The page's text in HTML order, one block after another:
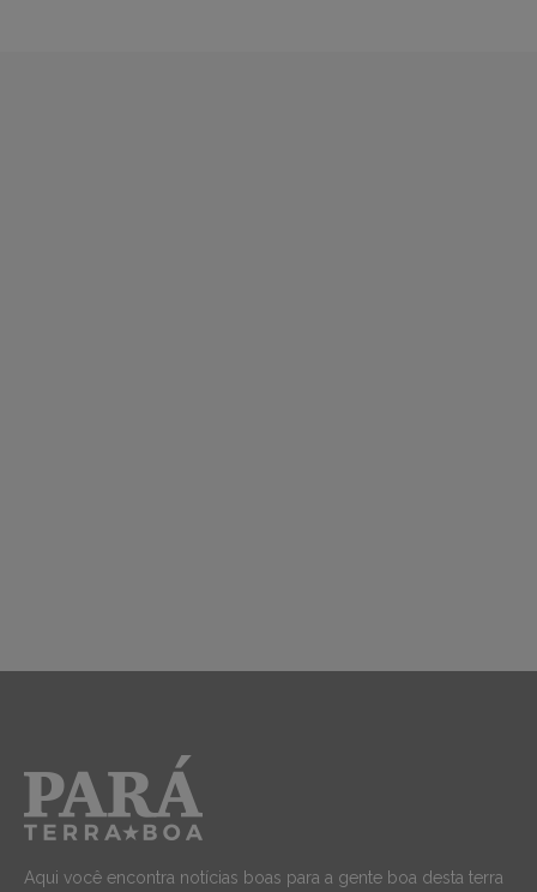
Aqui você encontra notícias boas para a gente boa desta terra